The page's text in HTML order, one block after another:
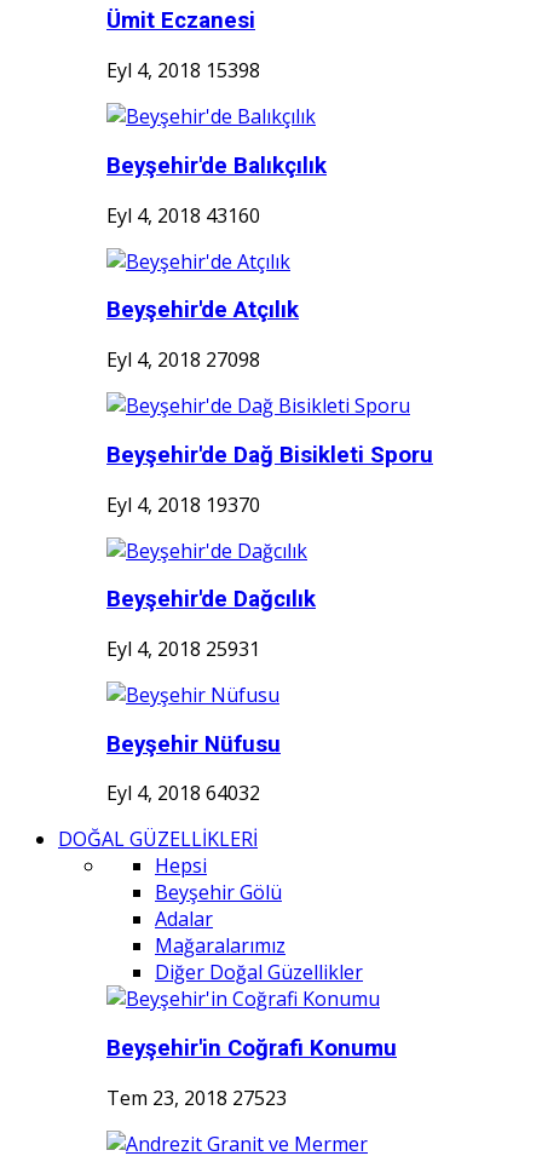
Ümit Eczanesi
Eyl 4, 2018 15398
Beyşehir'de Balıkçılık
Eyl 4, 2018 43160
Beyşehir'de Atçılık
Eyl 4, 2018 27098
Beyşehir'de Dağ Bisikleti Sporu
Eyl 4, 2018 19370
Beyşehir'de Dağcılık
Eyl 4, 2018 25931
Beyşehir Nüfusu
Eyl 4, 2018 64032
DOĞAL GÜZELLİKLERİ
Hepsi
Beyşehir Gölü
Adalar
Mağaralarımız
Diğer Doğal Güzellikler
Beyşehir'in Coğrafi Konumu
Tem 23, 2018 27523